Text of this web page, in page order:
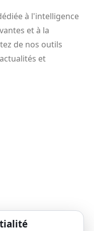
à l'intelligence
et à la
de nos outils
et